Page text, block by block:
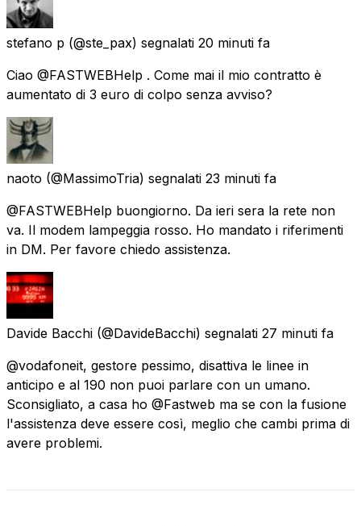
stefano p (@ste_pax) segnalati 20 minuti fa
Ciao @FASTWEBHelp . Come mai il mio contratto è
aumentato di 3 euro di colpo senza avviso?
naoto (@MassimoTria) segnalati 23 minuti fa
@FASTWEBHelp buongiorno. Da ieri sera la rete non
va. Il modem lampeggia rosso. Ho mandato i riferimenti
in DM. Per favore chiedo assistenza.
Davide Bacchi (@DavideBacchi) segnalati 27 minuti fa
@vodafoneit, gestore pessimo, disattiva le linee in
anticipo e al 190 non puoi parlare con un umano.
Sconsigliato, a casa ho @Fastweb ma se con la fusione
l'assistenza deve essere così, meglio che cambi prima di
avere problemi.